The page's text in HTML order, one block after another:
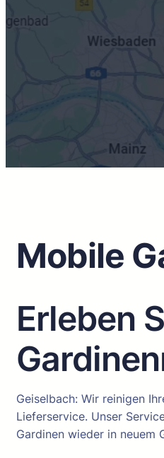
Mobile
Erleben
Geiselbach: Wir reinigen
Lieferservice. Unser
Gardinen wieder in neuem